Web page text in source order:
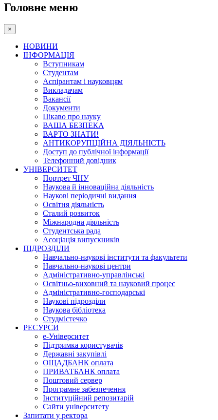
Головне меню
×
НОВИНИ
ІНФОРМАЦІЯ
Вступникам
Студентам
Аспірантам і науковцям
Викладачам
Вакансії
Документи
Цікаво про науку
ВАША БЕЗПЕКА
ВАРТО ЗНАТИ!
АНТИКОРУПЦІЙНА ДІЯЛЬНІСТЬ
Доступ до публічної інформації
Телефонний довідник
УНІВЕРСИТЕТ
Портрет ЧНУ
Наукова й інноваційна діяльність
Наукові періодичні видання
Освітня діяльність
Сталий розвиток
Міжнародна діяльність
Студентська рада
Асоціація випускників
ПІДРОЗДІЛИ
Навчально-наукові інститути та факультети
Навчально-наукові центри
Адміністративно-управлінські
Освітньо-виховний та науковий процес
Адміністративно-господарські
Наукові підрозділи
Наукова бібліотека
Студмістечко
РЕСУРСИ
е-Університет
Підтримка користувачів
Державні закупівлі
ОЩАДБАНК оплата
ПРИВАТБАНК оплата
Поштовий сервер
Програмне забезпечення
Інституційний репозитарій
Сайти університету
Запитати у ректора